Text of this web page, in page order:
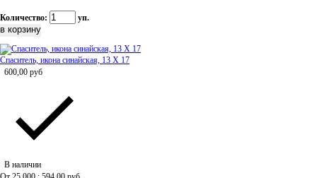
Количество: уп.
Спаситель, икона синайская, 13 Х 17
600,00 руб
В наличии